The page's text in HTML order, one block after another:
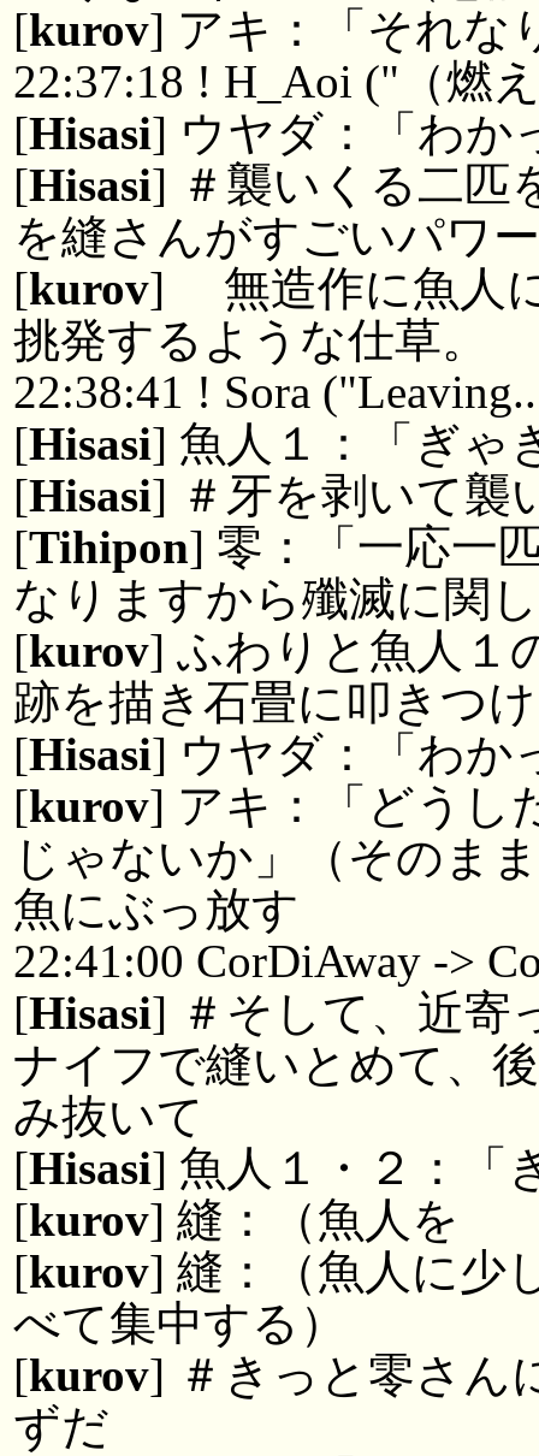
[kurov] アキ：「それな
22:37:18 ! H_Aoi ("（燃
[Hisasi] ウヤダ：「わか
[Hisasi] ＃襲いくる二匹
を縫さんがすごいパワ
[kurov] 無造作に魚人
挑発するような仕草。
22:38:41 ! Sora
[Hisasi] 魚人１：「ぎゃ
[Hisasi] ＃牙を剥いて襲
[Tihipon] 零：「一応一
なりますから殲滅に関
[kurov] ふわりと魚人１
跡を描き石畳に叩きつ
[Hisasi] ウヤダ：「わか
[kurov] アキ：「どうし
じゃないか」（そのま
魚にぶっ放す
22:41:00 CorDiAway ->
[Hisasi] ＃そして、近寄
ナイフで縫いとめて、
み抜いて
[Hisasi] 魚人１・２：「
[kurov] 縫：（魚人を
[kurov] 縫：（魚人に少
べて集中する）
[kurov] ＃きっと零さん
ずだ